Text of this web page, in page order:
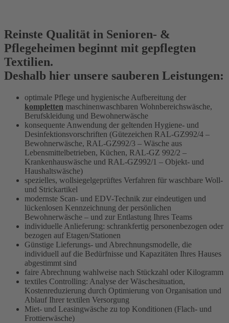
Reinste Qualität in Senioren- &
Pflegeheimen beginnt mit gepflegten
Textilien.
Deshalb hier unsere sauberen Leistungen:
optimale Pflege und hygienische Aufbereitung der
kompletten maschinenwaschbaren Wohnbereichswäsche,
Berufskleidung und Bewohnerwäsche
konsequente Anwendung der geltenden Hygiene- und
Desinfektionsvorschriften (Gütezeichen RAL-GZ992/4 –
Bewohnerwäsche, RAL-GZ992/3 – Wäsche aus
Lebensmittelbetrieben, Küchen, RAL-GZ 992/2 –
Krankenhauswäsche und RAL-GZ992/1 – Objekt- und
Haushaltswäsche)
spezielles, wollsiegelgeprüftes Verfahren für waschbare Woll-
und Strickartikel
modernste Scan- und EDV-Technik zur eindeutigen und
lückenlosen Kennzeichnung der persönlichen
Bewohnerwäsche – und zur Entlastung Ihres Teams
individuelle Anlieferung: schrankfertig personenbezogen oder
bezogen auf Etagen/Stationen
Günstige Lieferungs- und Abrechnungsmodelle, die
individuell auf die Bedürfnisse und Kapazitäten Ihres Hauses
abgestimmt sind
faire Abrechnung wahlweise nach Stückzahl oder Kilogramm
textiles Controlling: Analyse der Wäschesituation,
Kostenreduzierung durch Optimierung von Organisation und
Ablauf Ihrer textilen Versorgung
Miet- und Leasingwäsche zu top Konditionen (Flach- und
Frottierwäsche)